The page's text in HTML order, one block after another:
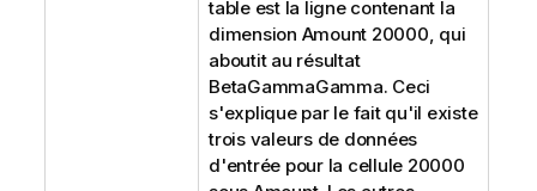
table est la ligne contenant la
dimension Amount 20000, qui
aboutit au résultat
BetaGammaGamma. Ceci
s'explique par le fait qu'il existe
trois valeurs de données
d'entrée pour la cellule 20000